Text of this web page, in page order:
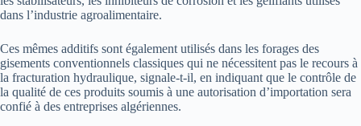
dans l’industrie agroalimentaire.
Ces mêmes additifs sont également utilisés dans les forages des
gisements conventionnels classiques qui ne nécessitent pas le recours à
la fracturation hydraulique, signale-t-il, en indiquant que le contrôle de
la qualité de ces produits soumis à une autorisation d’importation sera
confié à des entreprises algériennes.